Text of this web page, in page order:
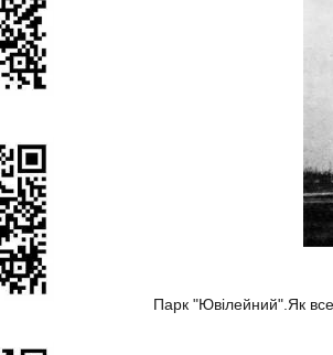
Парк "Ювілейний".Як